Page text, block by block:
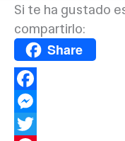
Si te ha gustado
compartirlo:
Share
F
a
M